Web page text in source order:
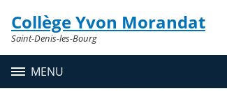
Menu de la rubrique
Contenu
Collège Yvon Morandat
Saint-Denis-les-Bourg
MENU